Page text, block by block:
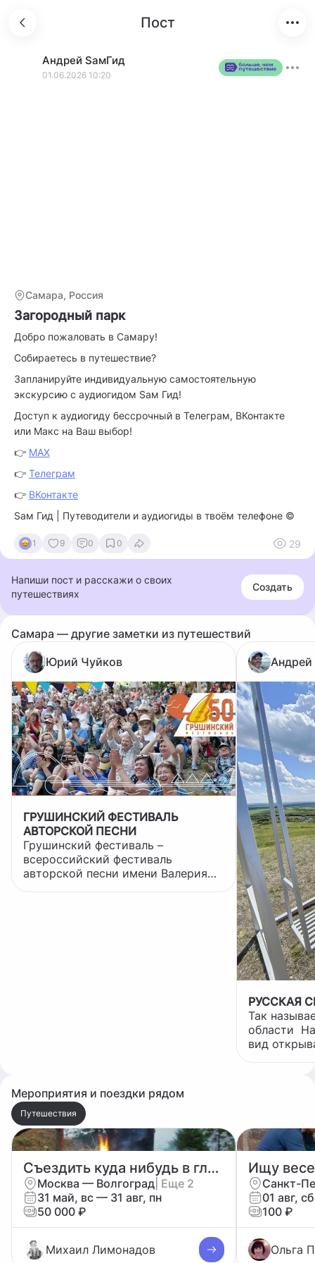
Пост
Андрей SамГид
01.06.2026 10:20
Самара, Россия
Загородный парк
Добро пожаловать в Самару!
Собираетесь в путешествие?
Запланируйте индивидуальную самостоятельную
экскурсию с аудиогидом Sам Гид!
Доступ к аудиогиду бессрочный в Телеграм, ВКонтакте
или Макс на Ваш выбор!
👉 МАХ
👉 Телеграм
👉 ВКонтакте
Sам Гид | Путеводители и аудиогиды в твоём телефоне ©️
1 9 0 0 29
Напиши пост и расскажи о своих
путешествиях
Создать
Самара — другие заметки из путешествий
Юрий Чуйков
ГРУШИНСКИЙ ФЕСТИВАЛЬ
АВТОРСКОЙ ПЕСНИ
Грушинский фестиваль –
всероссийский фестиваль
авторской песни имени Валерия
Андрей
РУССКАЯ
Так
области На холме стоят качели,
вид
самом
Мероприятия и поездки рядом
Путешествия
Съездить куда нибудь в глубинку России, на берег речки. Палатка, костерок и т.д.
Москва — Волгоград | Еще 2
31 май, вс — 31 авг, пн
50 000 ₽
Михаил Лимонадов
01 авг,
100 ₽
Ольга